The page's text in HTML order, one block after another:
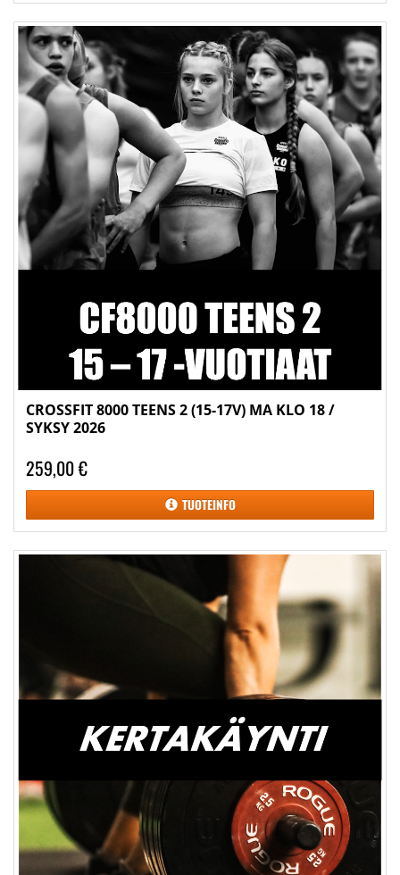
CROSSFIT 8000 TEENS 2 (15-17V) MA KLO 18 /
SYKSY 2026
259,00 €
TUOTEINFO